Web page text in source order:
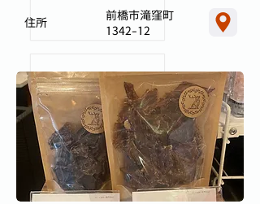
前橋市滝窪町
1342-12
住所